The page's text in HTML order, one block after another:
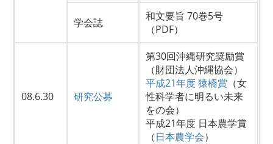
学会誌
和文要旨 70巻5号
（PDF）
08.6.30 研究公募
第30回沖縄研究奨励賞
（財団法人沖縄協会）
平成21年度 猿橋賞 （女
性科学者に明るい未来
をの会）
平成21年度 日本農学賞
（日本農学会）